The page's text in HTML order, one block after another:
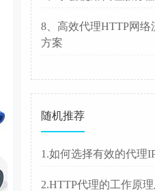
8、高效代理HTTP网络
方案
随机推荐
1.如何选择有效的代理
2.HTTP代理的工作原